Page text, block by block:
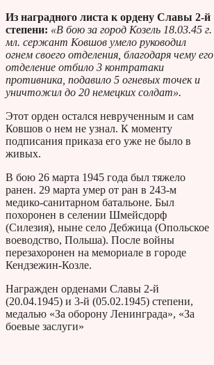
Из наградного листа к ордену Славы 2-й
степени: «В бою за город Козель 18.03.45 г.
мл. сержант Ковшов умело руководил
огнем своего отделения, благодаря чему его
отделение отбило 3 контратаки
противника, подавило 5 огневых точек и
уничтожил до 20 немецких солдат».
Этот орден остался неврученным и сам
Ковшов о нем не узнал. К моменту
подписания приказа его уже не было в
живых.
В бою 26 марта 1945 года был тяжело
ранен. 29 марта умер от ран в 243-м
медико-санитарном батальоне. Был
похоронен в селении Шмейсдорф
(Силезия), ныне село Дебжица (Опольское
воеводство, Польша). После войны
перезахоронен на мемориале в городе
Кендзежин-Козле.
Награжден орденами Славы 2-й
(20.04.1945) и 3-й (05.02.1945) степени,
медалью «За оборону Ленинграда», «За
боевые заслуги»